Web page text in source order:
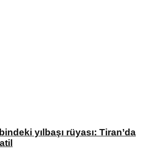
yılbaşı rüyası: Tiran’da